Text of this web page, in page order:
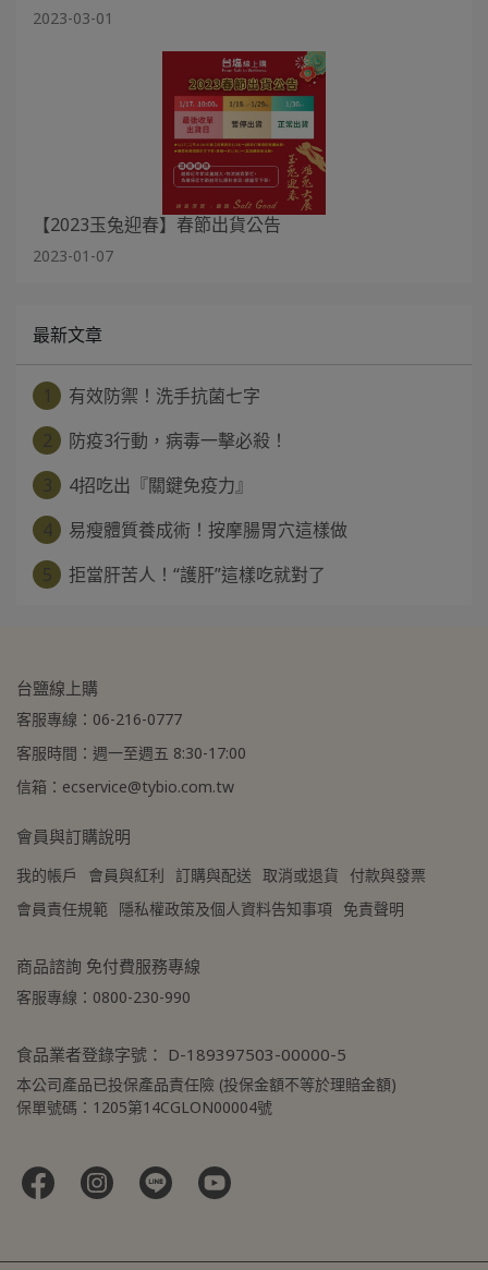
2023-03-01
【2023玉兔迎春】春節出貨公告
2023-01-07
最新文章
有效防禦！洗手抗菌七字
防疫3行動，病毒一擊必殺！
4招吃出『關鍵免疫力』
易瘦體質養成術！按摩腸胃穴這樣做
拒當肝苦人！“護肝”這樣吃就對了
台鹽線上購
客服專線：06-216-0777
客服時間：週一至週五 8:30-17:00
信箱：ecservice@tybio.com.tw
會員與訂購說明
我的帳戶 會員與紅利 訂購與配送 取消或退貨
付款與發票
會員責任規範 隱私權政策及個人資料告知事項 免責聲明
商品諮詢 免付費服務專線
客服專線：0800-230-990
食品業者登錄字號： D-189397503-00000-5
本公司產品已投保產品責任險 (投保金額不等於理賠金額)
保單號碼：1205第14CGLON00004號